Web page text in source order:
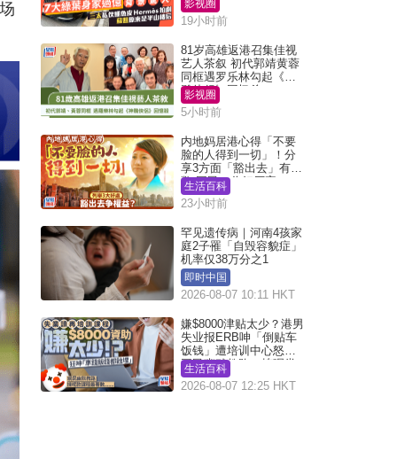
影视圈
19小时前
81岁高雄返港召集佳视
艺人茶叙 初代郭靖黄蓉
同框遇罗乐林勾起《神
雕侠侣》回忆杀
影视圈
5小时前
内地妈居港心得「不要
脸的人得到一切」！分
享3方面「豁出去」有著
数 网民：你好厉害
生活百科
23小时前
罕见遗传病｜河南4孩家
庭2子罹「自毁容貌症」
机率仅38万分之1
即时中国
2026-08-07 10:11 HKT
嫌$8000津贴太少？港男
失业报ERB呻「倒贴车
饭钱」遭培训中心怒轰
网民幽默教路：拣呢类
课程唔会蚀...
生活百科
2026-08-07 12:25 HKT